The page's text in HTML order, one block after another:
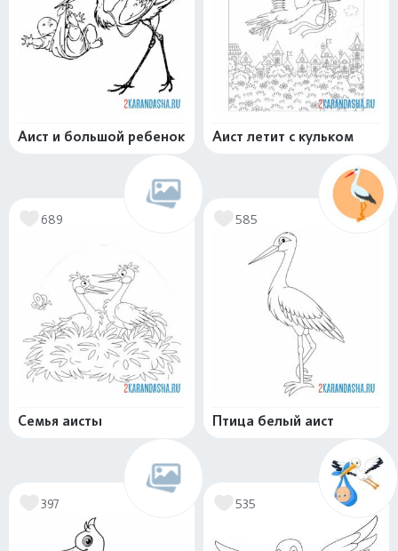
Аист и большой ребенок Аист летит с кульком
689
Семья аисты
585
Птица белый аист
397 535